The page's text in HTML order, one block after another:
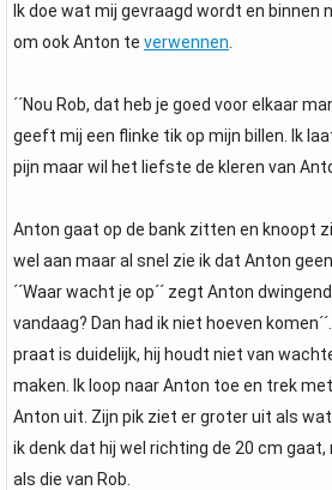
Ik doe wat mij gevraagd wordt en binnen
om ook Anton te verwennen
´´Nou Rob, dat heb je goed voor elkaar
geeft mij een flinke tik op mijn billen. Ik
pijn maar wil het liefste de kleren van
Anton gaat op de bank zitten en knoopt
wel aan maar al snel zie ik dat Anton
´´Waar wacht je op´´ zegt Anton
vandaag? Dan had ik niet hoeven
praat is duidelijk, hij houdt niet van
maken. Ik loop naar Anton toe en trek
Anton uit. Zijn pik ziet er groter uit als
ik denk dat hij wel richting de 20 cm gaat,
als die van Rob.